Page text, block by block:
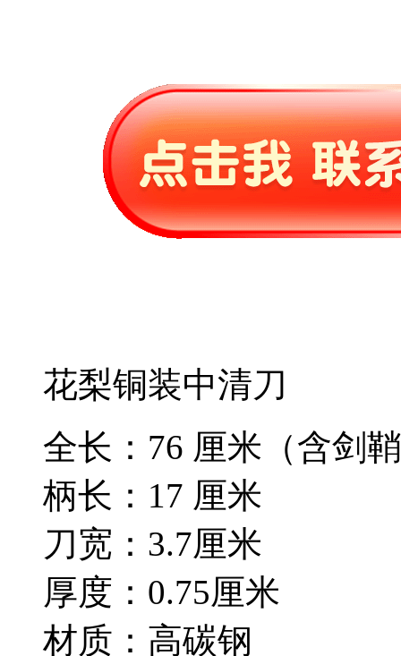
花梨铜装中清刀
全长：76 厘米（含剑
柄长：17 厘米
刀宽：3.7厘米
厚度：0.75厘米
材质：高碳钢